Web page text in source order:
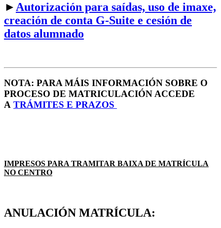
►Autorización para saídas, uso de imaxe,
creación de conta G-Suite e cesión de
datos alumnado
NOTA: PARA MÁIS INFORMACIÓN SOBRE O
PROCESO DE MATRICULACIÓN ACCEDE
A TRÁMITES E PRAZOS
IMPRESOS PARA TRAMITAR BAIXA DE MATRÍCULA
NO CENTRO
ANULACIÓN MATRÍCULA: